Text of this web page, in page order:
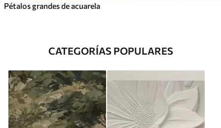
Pétalos grandes de acuarela
CATEGORÍAS POPULARES